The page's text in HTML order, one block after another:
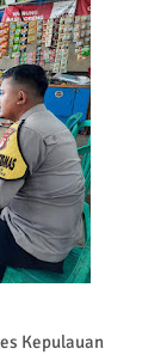
Kepulauan